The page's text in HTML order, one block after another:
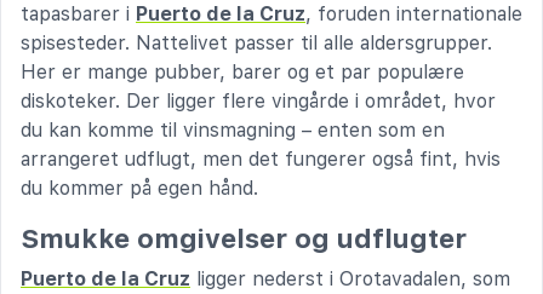
tapasbarer i Puerto de la Cruz, foruden internationale
spisesteder. Nattelivet passer til alle aldersgrupper.
Her er mange pubber, barer og et par populære
diskoteker. Der ligger flere vingårde i området, hvor
du kan komme til vinsmagning – enten som en
arrangeret udflugt, men det fungerer også fint, hvis
du kommer på egen hånd.
Smukke omgivelser og udflugter
Puerto de la Cruz ligger nederst i Orotavadalen, som